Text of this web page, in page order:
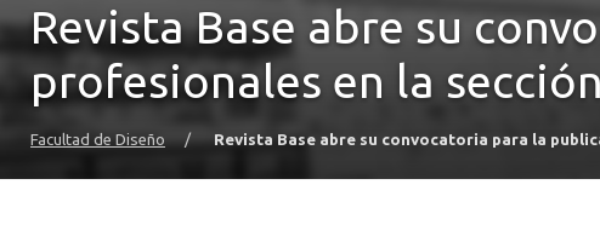
Revista Base abre su
profesionales en la
Facultad de Diseño / Revista Base abre su convocatoria para la